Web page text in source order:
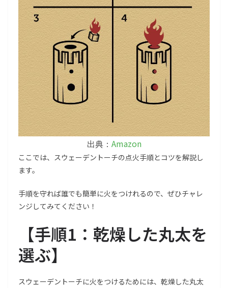
出典： Amazon
ここでは、スウェーデントーチの点火手順とコツを解説し
ます。
手順を守れば誰でも簡単に火をつけれるので、ぜひチャレ
ンジしてみてください！
【手順1：乾燥した丸太を
選ぶ】
スウェーデントーチに火をつけるためには、乾燥した丸太